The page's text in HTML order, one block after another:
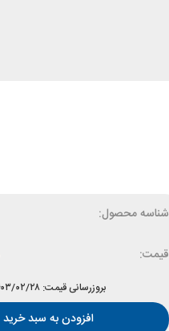
شناسه محصول:
قیمت:
بروزرسانی قیمت: ۱۴۰۳/۰۲/۲۸
افزودن به سبد خرید